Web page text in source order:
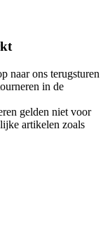
naar ons terugsturen
in de
gelden niet voor
artikelen zoals